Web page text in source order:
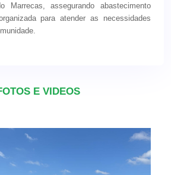
Marrecas, assegurando abastecimento
para atender as necessidades
E VIDEOS